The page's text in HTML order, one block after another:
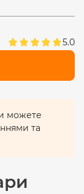
5.0
можете
та